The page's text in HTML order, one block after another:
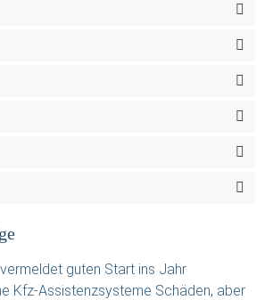
guten Start ins Jahr
Kfz-Assistenzsysteme Schäden, aber